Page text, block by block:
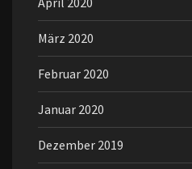
März 2020
Februar 2020
Januar 2020
Dezember 2019